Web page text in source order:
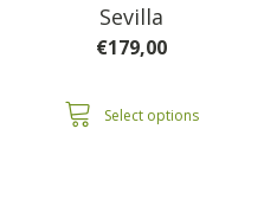
Sevilla
€179,00
Select options